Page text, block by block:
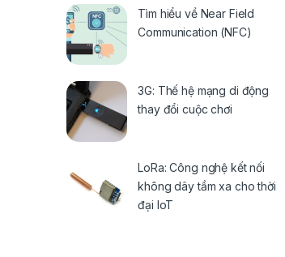
Tìm hiểu về Near Field
Communication (NFC)
3G: Thế hệ mạng di động
thay đổi cuộc chơi
LoRa: Công nghệ kết nối
không dây tầm xa cho thời
đại IoT